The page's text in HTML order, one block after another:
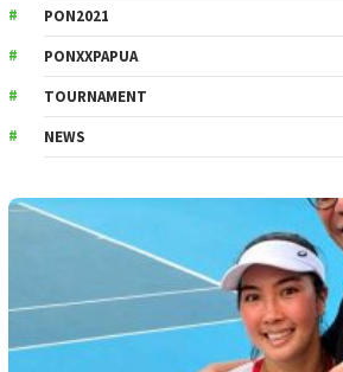
PON2021
PONXXPAPUA
TOURNAMENT
NEWS